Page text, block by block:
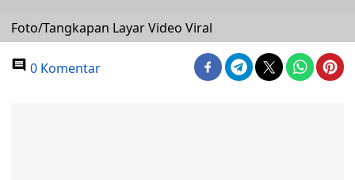
Foto/Tangkapan Layar Video Viral
0 Komentar